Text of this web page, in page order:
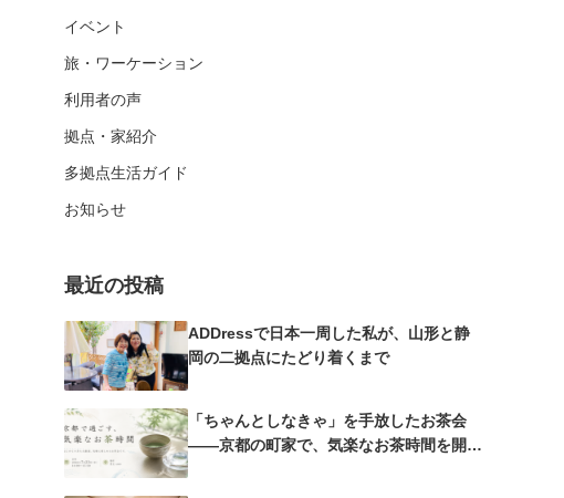
イベント
旅・ワーケーション
利用者の声
拠点・家紹介
多拠点生活ガイド
お知らせ
最近の投稿
ADDressで日本一周した私が、山形と静
岡の二拠点にたどり着くまで
「ちゃんとしなきゃ」を手放したお茶会
——京都の町家で、気楽なお茶時間を開催